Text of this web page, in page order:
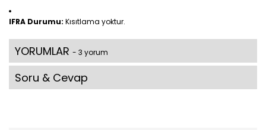
IFRA Durumu: Kısıtlama yoktur.
YORUMLAR - 3 yorum
Soru & Cevap